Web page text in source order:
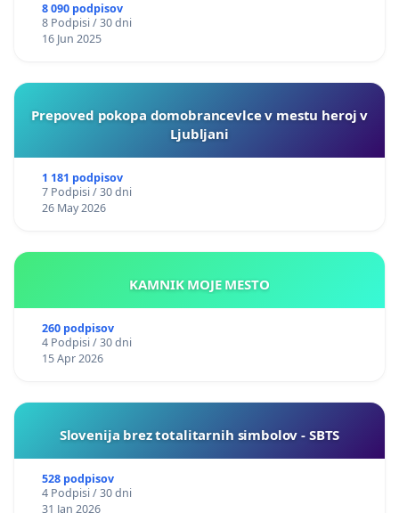
8 090 podpisov
8 Podpisi / 30 dni
16 Jun 2025
Prepoved pokopa domobrancevlce v mestu heroj v
Ljubljani
1 181 podpisov
7 Podpisi / 30 dni
26 May 2026
KAMNIK MOJE MESTO
260 podpisov
4 Podpisi / 30 dni
15 Apr 2026
Slovenija brez totalitarnih simbolov - SBTS
528 podpisov
4 Podpisi / 30 dni
31 Jan 2026